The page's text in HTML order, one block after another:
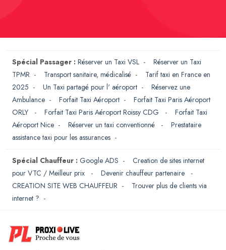
Spécial Passager : Réserver un Taxi VSL - Réserver un Taxi
TPMR - Transport sanitaire, médicalisé - Tarif taxi en France en
2025 - Un Taxi partagé pour l' aéroport - Réservez une
Ambulance - Forfait Taxi Aéroport - Forfait Taxi Paris Aéroport
ORLY
- Forfait Taxi Paris Aéroport Roissy CDG - Forfait Taxi
Aéroport Nice - Réserver un taxi conventionné - Prestataire
assistance taxi pour les assurances -
Spécial Chauffeur : Google ADS - Creation de sites internet
pour VTC / Meilleur prix
- Devenir chauffeur partenaire
-
CREATION SITE WEB CHAUFFEUR - Trouver plus de clients via
internet ? -